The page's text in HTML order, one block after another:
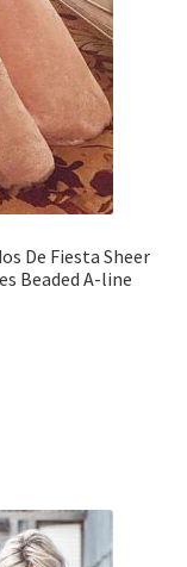
De Fiesta Sheer
Beaded A-line